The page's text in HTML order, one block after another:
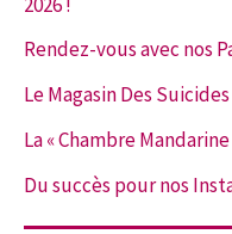
Rendez-vous avec nos
Le Magasin Des
La « Chambre
Du succès pour nos